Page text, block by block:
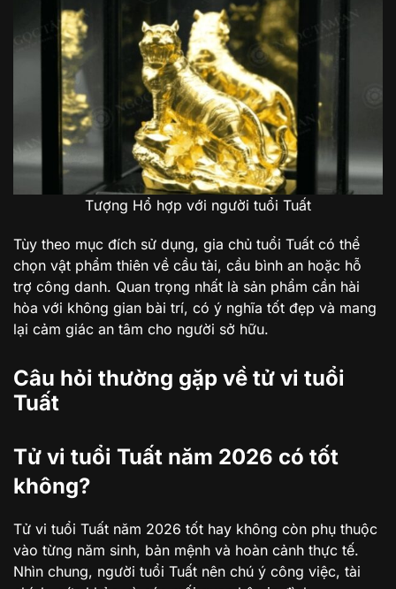
Tượng Hổ hợp với người tuổi Tuất
Tùy theo mục đích sử dụng, gia chủ tuổi Tuất có thể
chọn vật phẩm thiên về cầu tài, cầu bình an hoặc hỗ
trợ công danh. Quan trọng nhất là sản phẩm cần hài
hòa với không gian bài trí, có ý nghĩa tốt đẹp và mang
lại cảm giác an tâm cho người sở hữu.
Câu hỏi thường gặp về tử vi tuổi
Tuất
Tử vi tuổi Tuất năm 2026 có tốt
không?
Tử vi tuổi Tuất năm 2026 tốt hay không còn phụ thuộc
vào từng năm sinh, bản mệnh và hoàn cảnh thực tế.
Nhìn chung, người tuổi Tuất nên chú ý công việc, tài